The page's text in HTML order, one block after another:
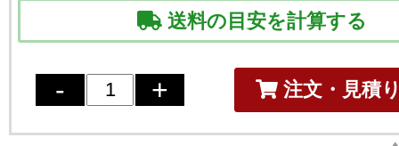
送料の目安を計算する
注文・見積